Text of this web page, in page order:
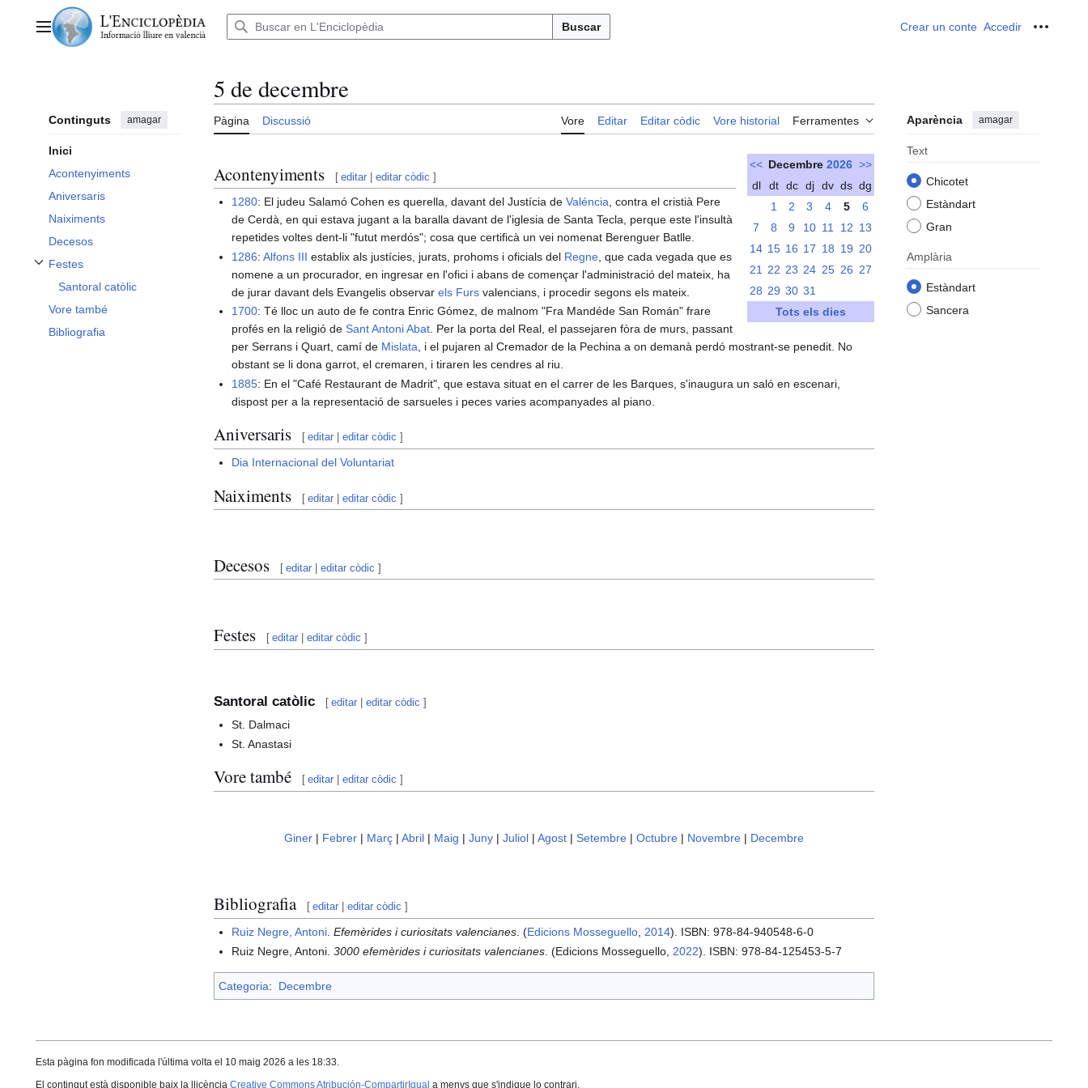
contingutMenú principal Buscar Crear un conte Accedir
Continguts amagar
Inici
Acontenyiments
Aniversaris
Naiximents
Decesos
Festes
Alternar subsecció Festes
Santoral catòlic
Vore també
Bibliografia
5 de decembre
Pàgina Discussió Vore Editar Editar còdic Vore historial Ferramentes Aparència amagar
Text
Chicotet
Estàndart
Gran
Amplària
Estàndart
Sancera
<< Decembre 2026 >>
dl
dt dc dj dv ds dg
1
2 3 4 5
6
7
8 9 10 11 12 13
14 15 16 17 18 19 20
21
22 23 24 25 26 27
28 29 30 31
Tots els dies
Acontenyiments [ editar |editar còdic ]
1280: El judeu Salamó Cohen es querella, davant del Justícia deValéncia, contra el cristià Pere
de Cerdà, en qui estava jugant a la baralla davant de l'iglesia de Santa Tecla, perque este l'insultà
repetides voltes dent-li "futut merdós"; cosa que certificà un vei nomenat Berenguer Batlle.
1286:Alfons III establix als justícies, jurats, prohoms i oficials del Regne , que cada vegada que es
nomene a un procurador, en ingresar en l'ofici i abans de començar l'administració del mateix, ha
de jurar davant dels Evangelis observarels Furs valencians, i procedir segons els mateix.
1700: Té lloc un auto de fe contra Enric Gómez, de malnom "Fra Mandéde San Román" frare
profés en la religió deSant Antoni Abat . Per la porta del Real, el passejaren fòra de murs, passant
per Serrans i Quart, camí de Mislata , i el pujaren al Cremador de la Pechina a on demanà perdó mostrant-se penedit. No
obstant se li dona garrot, el cremaren, i tiraren les cendres al riu.
1885: En el "Café Restaurant de Madrit", que estava situat en el carrer de les Barques, s'inaugura un saló en escenari,
dispost per a la representació de sarsueles i peces varies acompanyades al piano.
Aniversaris [ editar |editar còdic ]
Dia Internacional del Voluntariat
Naiximents [ editar |editar còdic ]
Decesos [ editar |editar còdic ]
Festes [ editar |editar còdic ]
Santoral catòlic [ editar |editar còdic ]
St. Dalmaci
St. Anastasi
Vore també [ editar |editar còdic ]
Giner | Febrer | Març | Abril | Maig | Juny | Juliol | Agost | Setembre | Octubre | Novembre | Decembre
Bibliografia [ editar |editar còdic ]
Ruiz Negre, Antoni .Efemèrides i curiositats valencianes . (Edicions Mosseguello 2014). ISBN: 978-84-940548-6-0
Ruiz Negre, Antoni.3000 efemèrides i curiositats valencianes . (Edicions Mosseguello, 2022). ISBN: 978-84-125453-5-7
Categoria: Decembre
Esta pàgina fon modificada l'última volta el 10 maig 2026 a les 18:33.
El contingut està disponible baix la llicència Creative Commons Atribución-CompartirIgual a menys que s'indique lo contrari.